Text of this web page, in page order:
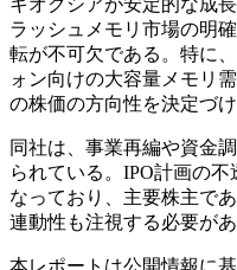
キオクシアが安定的な成
ラッシュメモリ市場の明
転が不可欠である。特に
ォン向けの大容量メモリ
の株価の方向性を決定づ
同社は、事業再編や資金
られている。IPO計画の
なっており、主要株主で
連動性も注視する必要があ